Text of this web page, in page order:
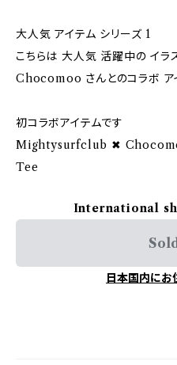
大人気 アイテム シリーズ 1
こちらは 大人気 活躍中の イラ
Chocomoo さんとのコラボ ア
初コラボアイテムです
Mightysurfclub ✖︎
Tee
International
日本国内にお